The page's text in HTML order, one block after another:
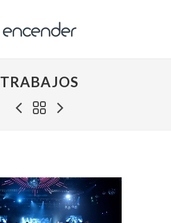
TRABAJOS